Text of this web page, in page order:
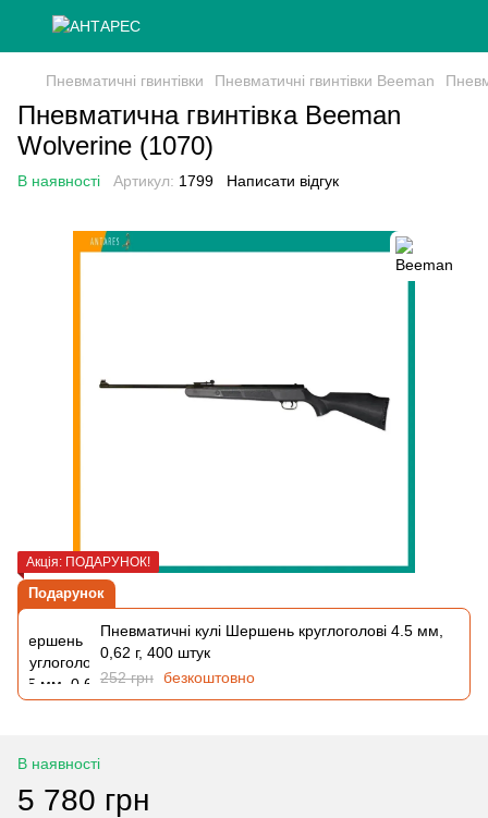
Пневматичні гвинтівки Пневматичні гвинтівки Beeman
Пневматична гвинтівка Beeman
Wolverine (1070)
В наявності Артикул: 1799 Написати відгук
Акція: ПОДАРУНОК!
Подарунок
Пневматичні кулі Шершень круглоголові 4.5 мм,
0,62 г, 400 штук
252 грн безкоштовно
В наявності
5 780 грн